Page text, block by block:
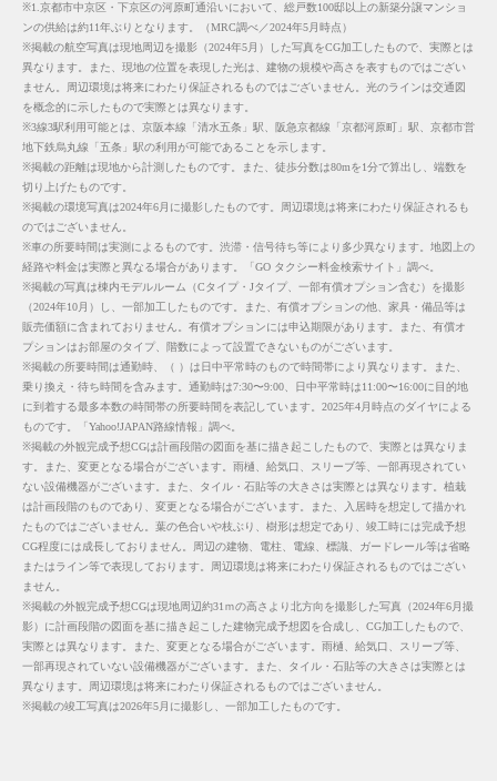
※1.京都市中京区・下京区の河原町通沿いにおいて、総戸数100邸以上の新築分譲マンショ
ンの供給は約11年ぶりとなります。（MRC調べ／2024年5月時点）
※掲載の航空写真は現地周辺を撮影（2024年5月）した写真をCG加工したもので、実際とは
異なります。また、現地の位置を表現した光は、建物の規模や高さを表すものではござい
ません。周辺環境は将来にわたり保証されるものではございません。光のラインは交通図
を概念的に示したもので実際とは異なります。
※3線3駅利用可能とは、京阪本線「清水五条」駅、阪急京都線「京都河原町」駅、京都市営
地下鉄烏丸線「五条」駅の利用が可能であることを示します。
※掲載の距離は現地から計測したものです。また、徒歩分数は80mを1分で算出し、端数を
切り上げたものです。
※掲載の環境写真は2024年6月に撮影したものです。周辺環境は将来にわたり保証されるも
のではございません。
※車の所要時間は実測によるものです。渋滞・信号待ち等により多少異なります。地図上の
経路や料金は実際と異なる場合があります。「GO タクシー料金検索サイト」調べ。
※掲載の写真は棟内モデルルーム（Cタイプ・Jタイプ、一部有償オプション含む）を撮影
（2024年10月）し、一部加工したものです。また、有償オプションの他、家具・備品等は
販売価額に含まれておりません。有償オプションには申込期限があります。また、有償オ
プションはお部屋のタイプ、階数によって設置できないものがございます。
※掲載の所要時間は通勤時、（ ）は日中平常時のもので時間帯により異なります。また、
乗り換え・待ち時間を含みます。通勤時は7:30〜9:00、日中平常時は11:00〜16:00に目的地
に到着する最多本数の時間帯の所要時間を表記しています。2025年4月時点のダイヤによる
ものです。「Yahoo!JAPAN路線情報」調べ。
※掲載の外観完成予想CGは計画段階の図面を基に描き起こしたもので、実際とは異なりま
す。また、変更となる場合がございます。雨樋、給気口、スリーブ等、一部再現されてい
ない設備機器がございます。また、タイル・石貼等の大きさは実際とは異なります。植栽
は計画段階のものであり、変更となる場合がございます。また、入居時を想定して描かれ
たものではございません。葉の色合いや枝ぶり、樹形は想定であり、竣工時には完成予想
CG程度には成長しておりません。周辺の建物、電柱、電線、標識、ガードレール等は省略
またはライン等で表現しております。周辺環境は将来にわたり保証されるものではござい
ません。
※掲載の外観完成予想CGは現地周辺約31ｍの高さより北方向を撮影した写真（2024年6月撮
影）に計画段階の図面を基に描き起こした建物完成予想図を合成し、CG加工したもので、
実際とは異なります。また、変更となる場合がございます。雨樋、給気口、スリーブ等、
一部再現されていない設備機器がございます。また、タイル・石貼等の大きさは実際とは
異なります。周辺環境は将来にわたり保証されるものではございません。
※掲載の竣工写真は2026年5月に撮影し、一部加工したものです。